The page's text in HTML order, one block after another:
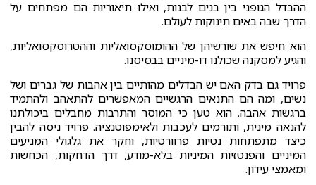
ההבדל הגופני בין בנים לבנות, ואילו תיאוריות הם מפתחים על
הדרך שבה באים תינוקות לעולם.
הוא חיפש את שורשיהן של ההומוסקסואליות וההטרוסקסואליות,
והגיע למסקנה שכולנו דו-מיניים בבסיסנו.
פרויד גם בדק האם יש הבדלים מהותיים בין אהבות של גברים ושל
נשים, ומה הם התנאים הרגשיים המאפשרים להתאהב ולהתמיד
ברגשות אהבה. הוא טען כי המוסר והתרבות מחבלים ביכולתנו
להנאה מינית, ותורמים לעכבות ולאימפוטנציה. פרויד ניסה להבין
כיצד מתפתחות נטיות פרוורטיות, וחקר את גלגולי המניעים
המיניים והפנטזיות המיניות בלא-מודע, דרך הדחקות, הכחשות
ומאמצי עידון.